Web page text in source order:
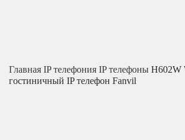
Главная IP телефония IP телефоны H602W
гостиничный IP телефон Fanvil